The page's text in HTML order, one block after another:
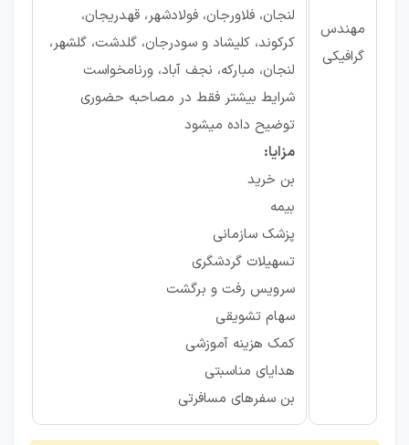
مهندس
گرافیکی
لنجان، فلاورجان، فولادشهر، قهدریجان،
کرکوند، کلیشاد و سودرجان، گلدشت، گلشهر،
لنجان، مبارکه، نجف آباد، ورنامخواست
شرایط بیشتر فقط در مصاحبه حضوری
توضیح داده میشود
مزایا:
بن خرید
بیمه
پزشک سازمانی
تسهیلات گردشگری
سرویس رفت و برگشت
سهام تشویقی
کمک هزینه آموزشی
هدایای مناسبتی
بن سفرهای مسافرتی